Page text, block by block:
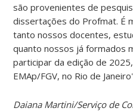
são provenientes de
dissertações do Profmat. É
tanto nossos docentes,
quanto nossos já formados
participar da edição de
EMAp/FGV, no Rio de
Daiana Martini/Serviço de